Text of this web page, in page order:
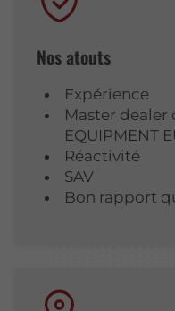
Nos atouts
Expérience
Master dealer
EQUIPMENT
Réactivité
SAV
Bon rapport